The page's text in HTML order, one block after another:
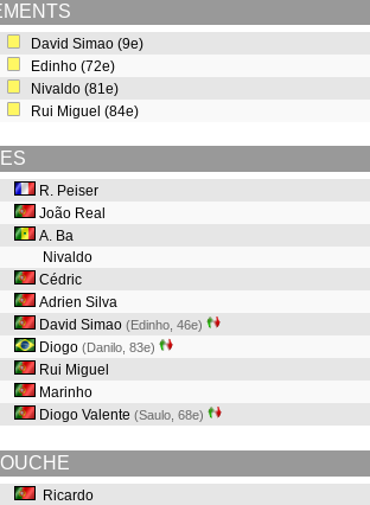
David Simao (9e)
Edinho (72e)
Nivaldo (81e)
Rui Miguel (84e)
R. Peiser
João Real
A. Ba
Nivaldo
Cédric
Adrien Silva
David Simao (Edinho, 46e)
Diogo (Danilo, 83e)
Rui Miguel
Marinho
Diogo Valente (Saulo, 68e)
Ricardo